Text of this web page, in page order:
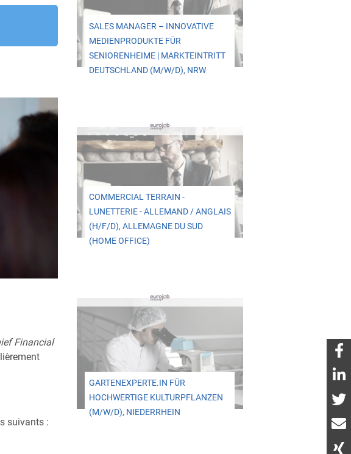
Financial
suivants :
SALES MANAGER – INNOVATIVE
MEDIENPRODUKTE FÜR
SENIORENHEIME | MARKTEINTRITT
DEUTSCHLAND (M/W/D), NRW
COMMERCIAL TERRAIN -
LUNETTERIE - ALLEMAND / ANGLAIS
(H/F/D), ALLEMAGNE DU SUD
(HOME OFFICE)
GARTENEXPERTE.IN FÜR
HOCHWERTIGE KULTURPFLANZEN
(M/W/D), NIEDERRHEIN